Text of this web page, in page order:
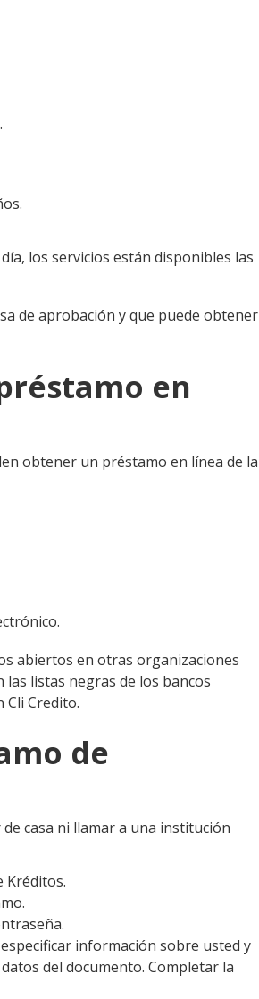
los servicios están disponibles las
de aprobación y que puede obtener
en
obtener un préstamo en línea de la
abiertos en otras organizaciones
listas negras de los bancos
Credito.
de
casa ni llamar a una institución
Kréditos.
información sobre usted y
del documento. Completar la